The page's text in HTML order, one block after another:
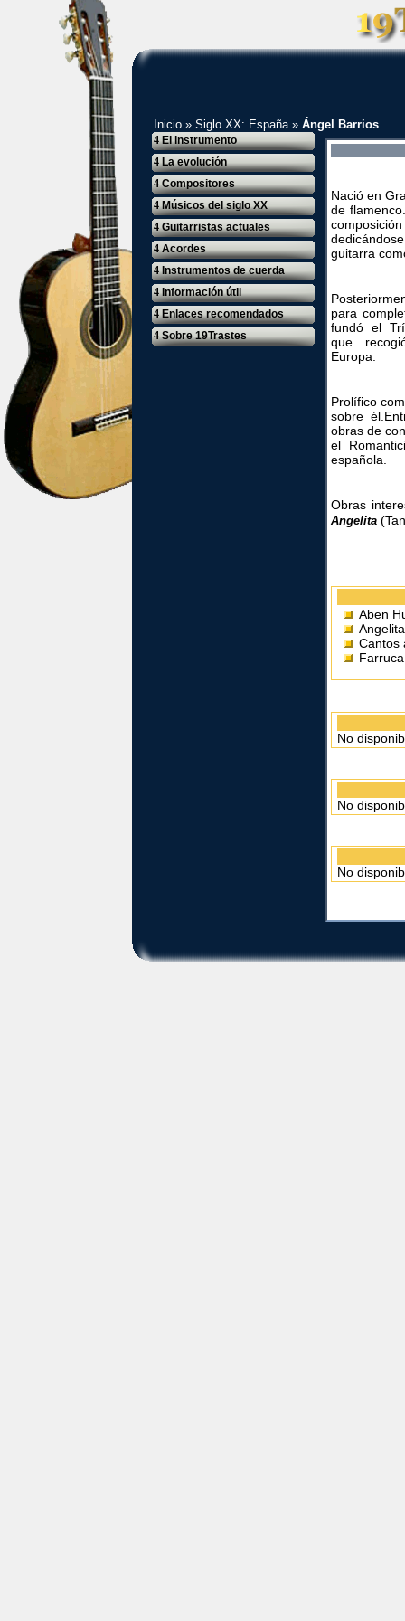
Inicio » Siglo XX: España » Ángel Barrios
4El instrumento
4La evolución
4Compositores
4Músicos del siglo XX
4Guitarristas actuales
4Acordes
4Instrumentos de cuerda
4Información útil
4Enlaces recomendados
4Sobre 19Trastes
Nació en
de
guitarra
para
fundó el
que
Europa.
Prolífico
sobre
obras de
el
española.
Obras
Angelita
Aben
Cantos
No
No
No